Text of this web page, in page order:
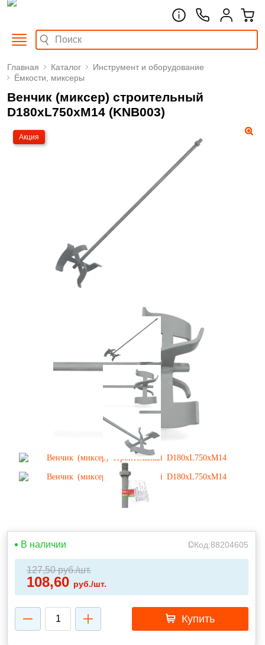
Главная Каталог
Инструмент и оборудование
Ёмкости, миксеры
Венчик (миксер) строительный
D180xL750xM14 (KNB003)
Акция
В наличии Код:88204605
127,50руб./шт.
108,60 руб./шт.
Купить